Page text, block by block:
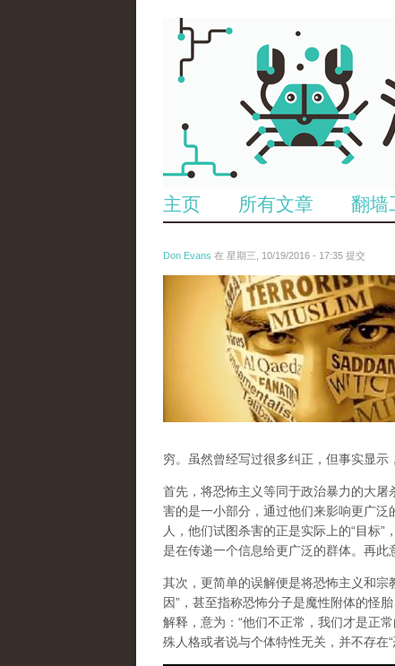
主页 所有文章 翻墙
Don Evans 在 星期三, 10/19/2016 - 17:35 提交
5925581329616370891_0.jpg
穷。虽然曾经写过很多纠正，但事实显示
首先，将恐怖主义等同于政治暴力的大
害的是一小部分，通过他们来影响更广泛
人，他们试图杀害的正是实际上的“目标
是在传递一个信息给更广泛的群体。再此
其次，更简单的误解便是将恐怖主义和
因”，甚至指称恐怖分子是魔性附体的怪
解释，意为：“他们不正常，我们才是正
殊人格或者说与个体特性无关，并不存在